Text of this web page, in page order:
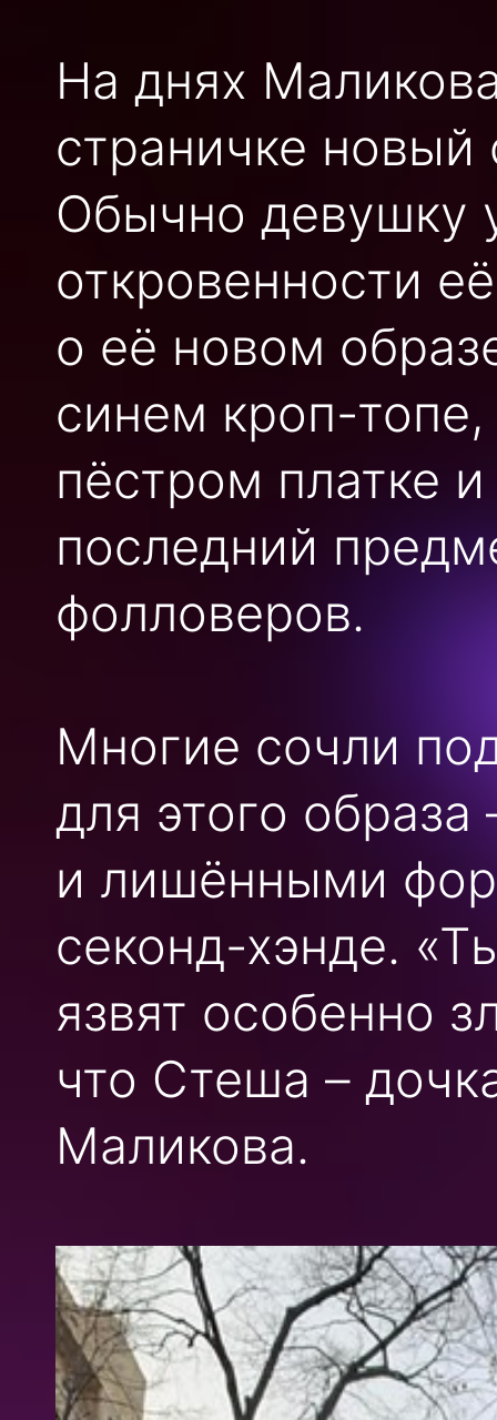
На днях
страничке
Обычно девушку
откровенности
о её новом
синем кроп-
пёстром платке
последний
фолловеров.
Многие сочли
для этого
и лишёнными
секонд-хэнде.
язвят особенно
что Стеша –
Маликова.